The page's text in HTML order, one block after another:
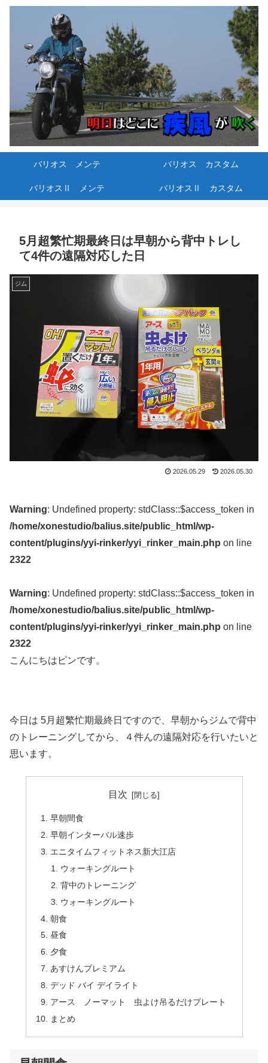
バリオス メンテ バリオス カスタム
バリオスⅡ メンテ バリオスⅡ カスタム
5月超繁忙期最終日は早朝から背中トレし
て4件の遠隔対応した日
ジム
2026.05.29 2026.05.30
Warning: Undefined property: stdClass::$access_token in
/home/xonestudio/balius.site/public_html/wp-
content/plugins/yyi-rinker/yyi_rinker_main.php on line
2322
Warning: Undefined property: stdClass::$access_token in
/home/xonestudio/balius.site/public_html/wp-
content/plugins/yyi-rinker/yyi_rinker_main.php on line
2322
こんにちはピンです。
今日は 5月超繁忙期最終日ですので、早朝からジムで背中
のトレーニングしてから、４件んの遠隔対応を行いたいと
思います。
目次
早朝間食
早朝インターバル速歩
エニタイムフィットネス新大江店
ウォーキングルート
背中のトレーニング
ウォーキングルート
朝食
昼食
夕食
あすけんプレミアム
デッド バイ デイライト
アース ノーマット 虫よけ吊るだけプレート
まとめ